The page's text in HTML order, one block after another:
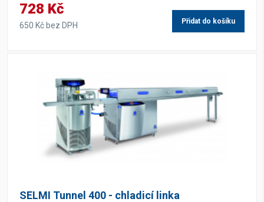
728 Kč
650 Kč bez DPH Přidat do košíku
SELMI Tunnel 400 - chladicí linka